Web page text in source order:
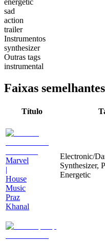
sad
action
trailer
Instrumentos
synthesizer
Outras tags
instrumental
Faixas semelhantes
Título
Marvel
|
House
Music
Praz
Khanal
Electronic/
Synthesizer,
Energetic